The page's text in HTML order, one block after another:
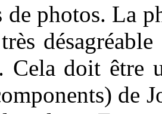
de photos. La
Cela doit être
de